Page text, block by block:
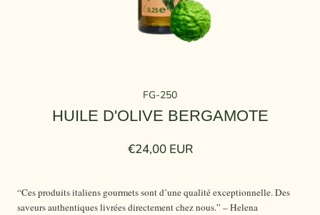
FG-250
HUILE D'OLIVE BERGAMOTE
€24,00 EUR
“Ces produits italiens gourmets sont d’une qualité exceptionnelle. Des
saveurs authentiques livrées directement chez nous.” – Helena